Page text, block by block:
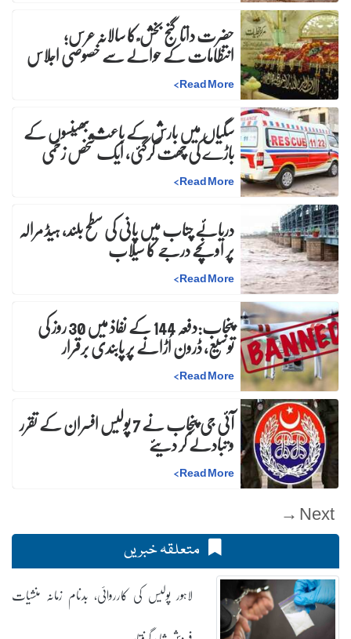
حضرت داتا گنج بخش ؒ کا سالانہ عرس;
انتظامات کے حوالے سے خصوصی اجلاس
Read More
>
سگیاں میں بارش کے باعث بھینسوں کے
باڑے کی چھت گرگئی، ایک شخص زخمی
Read More
>
دریائے چناب میں پانی کی سطح بلند، ہیڈ مرالہ
پر اونچے درجے کا سیلاب
Read More
>
پنجاب:دفعہ 144 کے نفاذ میں 30 روز کیتوسیع، ڈرون اُڑانے پر پابندی برقرار
Read More
>
آئی جی پنجاب نے 7 پولیس افسران کے تقرر و تبادلے کر دیئے
Read More
>
Next →
متعلقہ خبریں
لاہور پولیس کی کارروائی، بدنام زمانہ منشیات